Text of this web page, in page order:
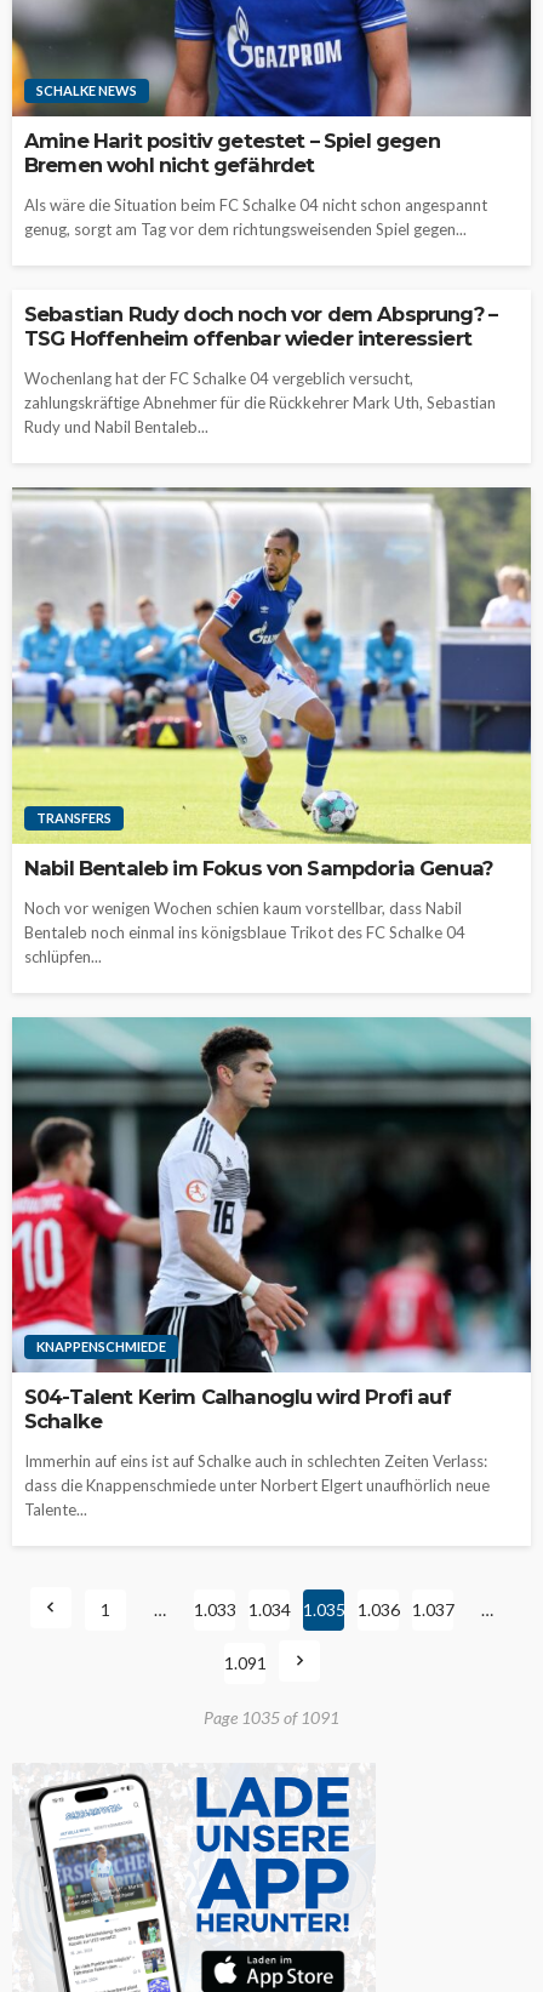
SCHALKE NEWS
Amine Harit positiv getestet – Spiel gegen
Bremen wohl nicht gefährdet
Als wäre die Situation beim FC Schalke 04 nicht schon angespannt
genug, sorgt am Tag vor dem richtungsweisenden Spiel gegen...
Sebastian Rudy doch noch vor dem Absprung? –
TSG Hoffenheim offenbar wieder interessiert
Wochenlang hat der FC Schalke 04 vergeblich versucht,
zahlungskräftige Abnehmer für die Rückkehrer Mark Uth, Sebastian
Rudy und Nabil Bentaleb...
TRANSFERS
Nabil Bentaleb im Fokus von Sampdoria Genua?
Noch vor wenigen Wochen schien kaum vorstellbar, dass Nabil
Bentaleb noch einmal ins königsblaue Trikot des FC Schalke 04
schlüpfen...
KNAPPENSCHMIEDE
S04-Talent Kerim Calhanoglu wird Profi auf
Schalke
Immerhin auf eins ist auf Schalke auch in schlechten Zeiten Verlass:
dass die Knappenschmiede unter Norbert Elgert unaufhörlich neue
Talente...
1 … 1.033 1.034 1.035 1.036 1.037 …
1.091
Page 1035 of 1091